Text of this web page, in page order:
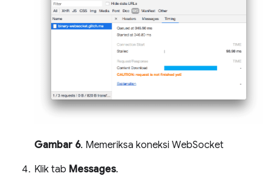
Gambar 6. Memeriksa koneksi WebSocket
Klik tab Messages.